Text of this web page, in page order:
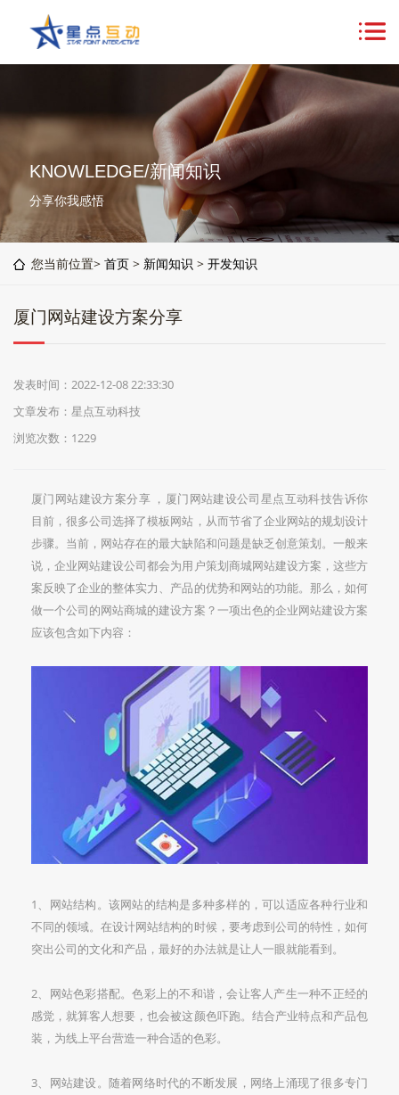
KNOWLEDGE/新闻知识
分享你我感悟
您当前位置> 首页 > 新闻知识 > 开发知识
厦门网站建设方案分享
发表时间：2022-12-08 22:33:30
文章发布：星点互动科技
浏览次数： 1229
厦门网站建设方案分享 ，厦门网站建设公司星点互动科技告诉你
目前，很多公司选择了模板网站，从而节省了企业网站的规划设计
步骤。当前，网站存在的最大缺陷和问题是缺乏创意策划。一般来
说，企业网站建设公司都会为用户策划商城网站建设方案，这些方
案反映了企业的整体实力、产品的优势和网站的功能。那么，如何
做一个公司的网站商城的建设方案？一项出色的企业网站建设方案
应该包含如下内容：
1、网站结构。该网站的结构是多种多样的，可以适应各种行业和
不同的领域。在设计网站结构的时候，要考虑到公司的特性，如何
突出公司的文化和产品，最好的办法就是让人一眼就能看到。
2、网站色彩搭配。色彩上的不和谐，会让客人产生一种不正经的
感觉，就算客人想要，也会被这颜色吓跑。结合产业特点和产品包
装，为线上平台营造一种合适的色彩。
3、网站建设。随着网络时代的不断发展，网络上涌现了很多专门